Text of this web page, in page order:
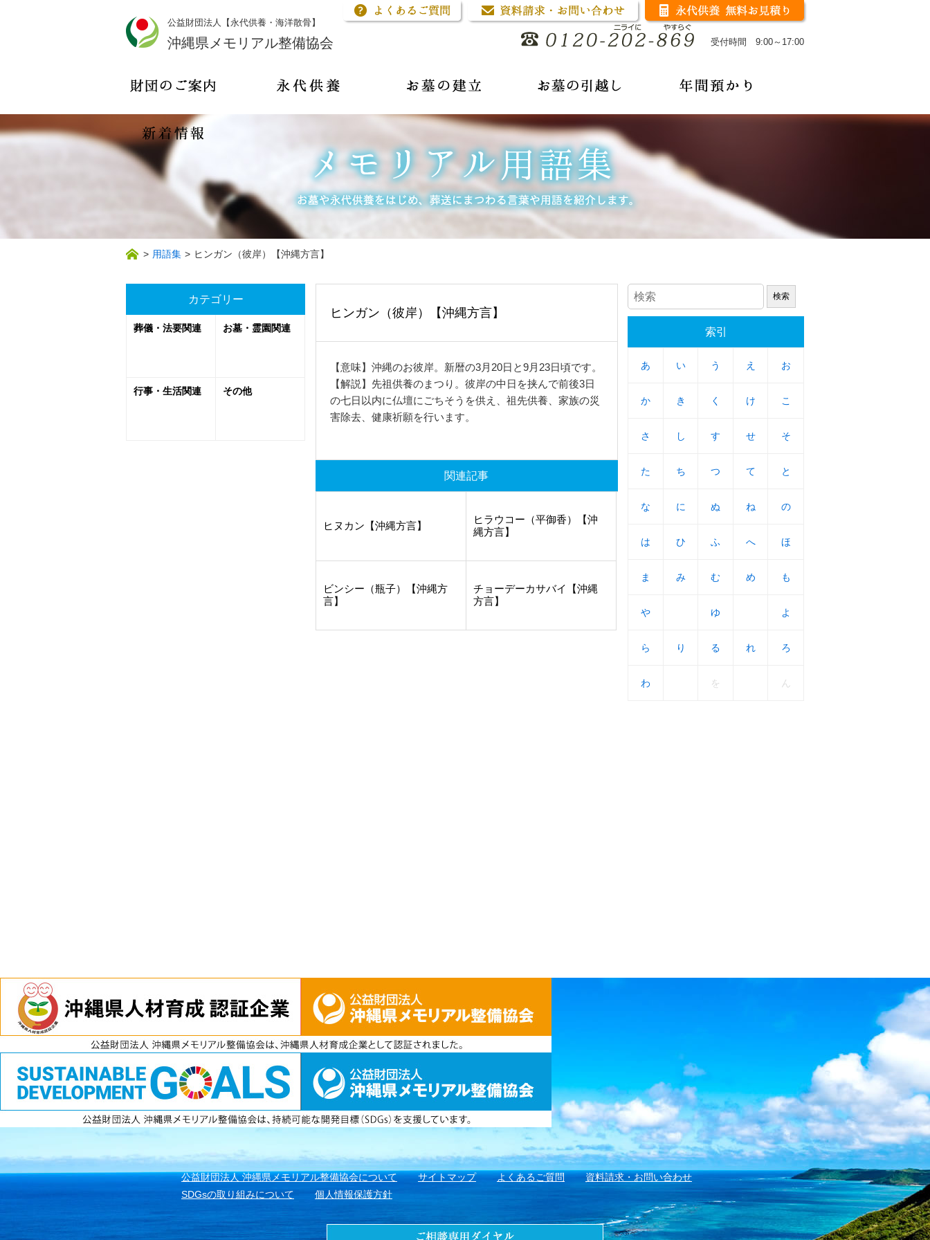
公益財団法人【永代供養・海洋散骨】
沖縄県メモリアル整備協会 受付時間 9:00～17:00
> 用語集 > ヒンガン（彼岸）【沖縄方言】
ヒンガン（彼岸）【沖縄方言】
【意味】沖縄のお彼岸。新暦の3月20日と9月23日頃です。
【解説】先祖供養のまつり。彼岸の中日を挟んで前後3日
の七日以内に仏壇にごちそうを供え、祖先供養、家族の災
害除去、健康祈願を行います。
関連記事
ヒヌカン【沖縄方言】
ヒラウコー（平御香）【沖
縄方言】
ビンシー（瓶子）【沖縄方
言】
チョーデーカサバイ【沖縄
方言】
カテゴリー
葬儀・法要関連 お墓・霊園関連
行事・生活関連 その他
索引
あ
あ い
い う
う え
え お
お
か
か き
き く
く け
け こ
こ
さ
さ し
し す
す せ
せ そ
そ
た
た ち
ち つ
つ て
て と
と
な
な に
に ぬ
ぬ ね
ね の
の
は
は ひ
ひ ふ
ふ へ
へ ほ
ほ
ま
ま み
み む
む め
め も
も
や
や ゆ
ゆ よ
よ
ら
ら り
り る
る れ
れ ろ
ろ
わ
わ を ん
公益財団法人 沖縄県メモリアル整備協会について サイトマップ よくあるご質問
資料請求・お問い合わせ
SDGsの取り組みについて
個人情報保護方針
電話
資料請求
無料見積もり